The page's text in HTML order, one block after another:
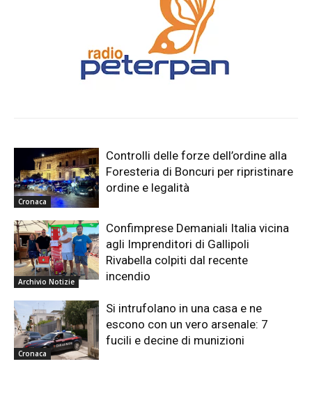
Cronaca
Controlli delle forze dell’ordine alla
Foresteria di Boncuri per ripristinare
ordine e legalità
Archivio Notizie
Confimprese Demaniali Italia vicina
agli Imprenditori di Gallipoli
Rivabella colpiti dal recente
incendio
Cronaca
Si intrufolano in una casa e ne
escono con un vero arsenale: 7
fucili e decine di munizioni